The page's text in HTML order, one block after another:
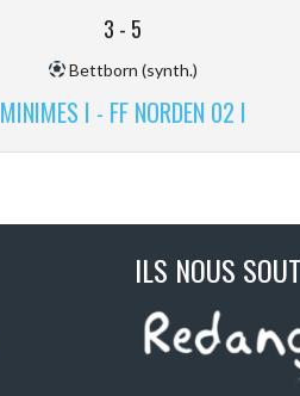
3 - 5
Bettborn (synth.)
MINIMES I - FF NORDEN 02 I
ILS NOUS